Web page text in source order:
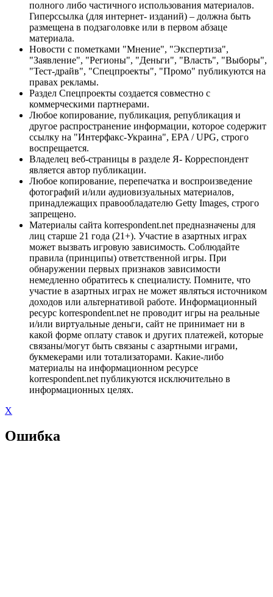
полного либо частичного использования материалов.
Гиперссылка (для интернет- изданий) – должна быть
размещена в подзаголовке или в первом абзаце
материала.
Новости с пометками "Мнение", "Экспертиза",
"Заявление", "Регионы", "Деньги", "Власть", "Выборы",
"Тест-драйв", "Спецпроекты", "Промо" публикуются на
правах рекламы.
Раздел Спецпроекты создается совместно с
коммерческими партнерами.
Любое копирование, публикация, републикация и
другое распространение информации, которое содержит
ссылку на "Интерфакс-Украина", EPA / UPG, строго
воспрещается.
Владелец веб-страницы в разделе Я- Корреспондент
является автор публикации.
Любое копирование, перепечатка и воспроизведение
фотографий и/или аудиовизуальных материалов,
принадлежащих правообладателю Getty Images, строго
запрещено.
Материалы сайта korrespondent.net предназначены для
лиц старше 21 года (21+). Участие в азартных играх
может вызвать игровую зависимость. Соблюдайте
правила (принципы) ответственной игры. При
обнаружении первых признаков зависимости
немедленно обратитесь к специалисту. Помните, что
участие в азартных играх не может являться источником
доходов или альтернативой работе. Информационный
ресурс korrespondent.net не проводит игры на реальные
и/или виртуальные деньги, сайт не принимает ни в
какой форме оплату ставок и других платежей, которые
связаны/могут быть связаны с азартными играми,
букмекерами или тотализаторами. Какие-либо
материалы на информационном ресурсе
korrespondent.net публикуются исключительно в
информационных целях.
X
Ошибка